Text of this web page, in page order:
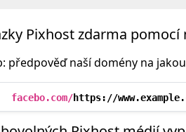
Pixhost zdarma
předpověď naší domény na
facebo.com/https://